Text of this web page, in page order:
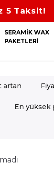
SERAMİK WAX
PAKETLERİ
artan
En yüksek